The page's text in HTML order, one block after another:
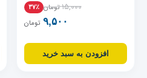
۱۵,۰۰۰ تومان ۳۷٪
۹,۵۰۰ تومان
افزودن به سبد خرید